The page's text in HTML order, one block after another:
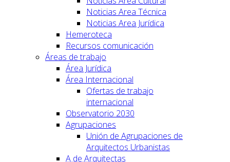
Noticias Area Técnica
Noticias Area Jurídica
Hemeroteca
Recursos comunicación
Áreas de trabajo
Área Jurídica
Área Internacional
Ofertas de trabajo
internacional
Observatorio 2030
Agrupaciones
Unión de Agrupaciones de
Arquitectos Urbanistas
A de Arquitectas